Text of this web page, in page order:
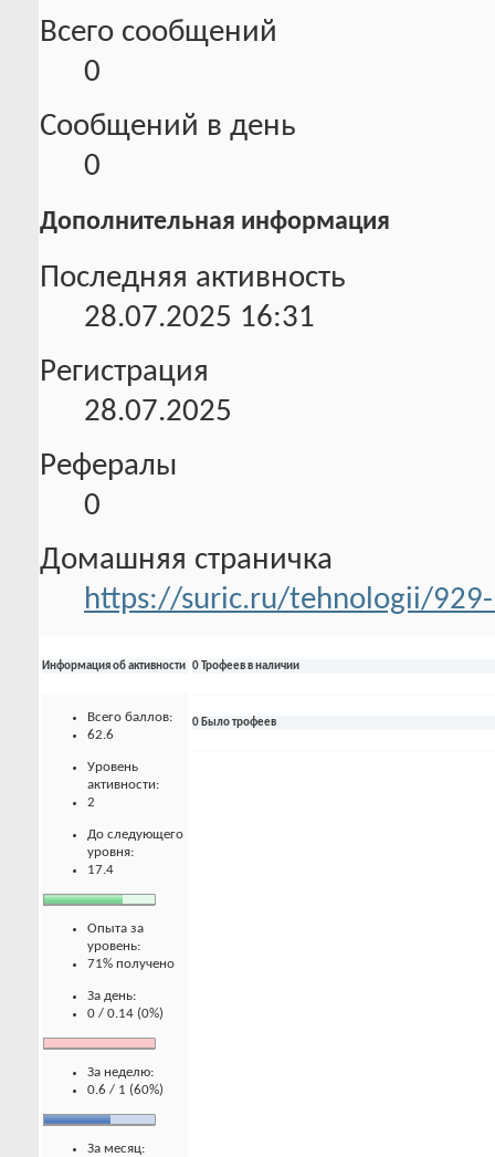
Всего сообщений
0
Сообщений в день
0
Дополнительная информация
Последняя активность
28.07.2025 16:31
Регистрация
28.07.2025
Рефералы
0
Домашняя страничка
https://suric.ru/tehnologii/
Информация об активности
Всего баллов:
62.6
Уровень
активности:
2
До следующего
уровня:
17.4
Опыта за
уровень:
71% получено
За день:
0 / 0.14 (0%)
За неделю:
0.6 / 1 (60%)
За месяц:
0 Трофеев в наличии
0 Было трофеев